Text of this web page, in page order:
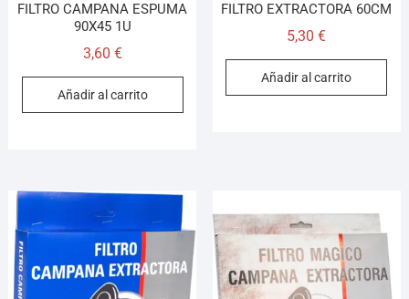
FILTRO CAMPANA ESPUMA
90X45 1U
3,60 €
Añadir al carrito
FILTRO EXTRACTORA 60CM
5,30€
Añadir al carrito